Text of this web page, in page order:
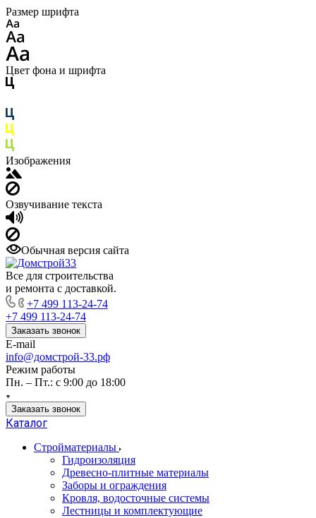
Размер шрифта
Цвет фона и шрифта
Изображения
Озвучивание текста
Обычная версия сайта
Все для строительства
и ремонта с доставкой.
+7 499 113-24-74
+7 499 113-24-74
Заказать звонок
E-mail
info@домстрой-33.рф
Режим работы
Пн. – Пт.: с 9:00 до 18:00
Заказать звонок
Каталог
Стройматериалы
Гидроизоляция
Древесно-плитные материалы
Заборы и ограждения
Кровля, водосточные системы
Лестницы и комплектующие